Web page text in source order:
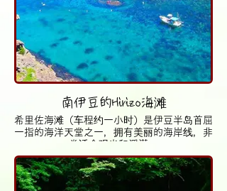
南伊豆的Hirizo海滩
希里佐海滩（车程约一小时）是伊豆半岛首屈
一指的海洋天堂之一，拥有美丽的海岸线，非
常适合观光和浮潜。